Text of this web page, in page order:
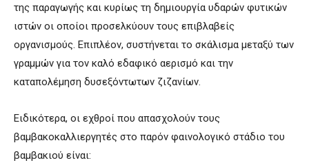
της παραγωγής και κυρίως τη δημιουργία υδαρών φυτικών
ιστών οι οποίοι προσελκύουν τους επιβλαβείς
οργανισμούς. Επιπλέον, συστήνεται το σκάλισμα μεταξύ των
γραμμών για τον καλό εδαφικό αερισμό και την
καταπολέμηση δυσεξόντωτων ζιζανίων.
Ειδικότερα, οι εχθροί που απασχολούν τους
βαμβακοκαλλιεργητές στο παρόν φαινολογικό στάδιο του
βαμβακιού είναι: